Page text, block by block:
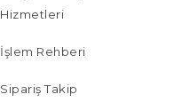
Hizmetleri
İşlem Rehberi
Sipariş Takip